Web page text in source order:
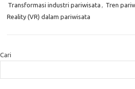
Transformasi industri pariwisata , Tren
Reality (VR) dalam pariwisata
Cari